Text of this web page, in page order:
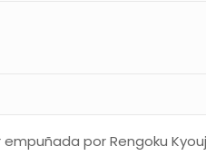
por Rengoku